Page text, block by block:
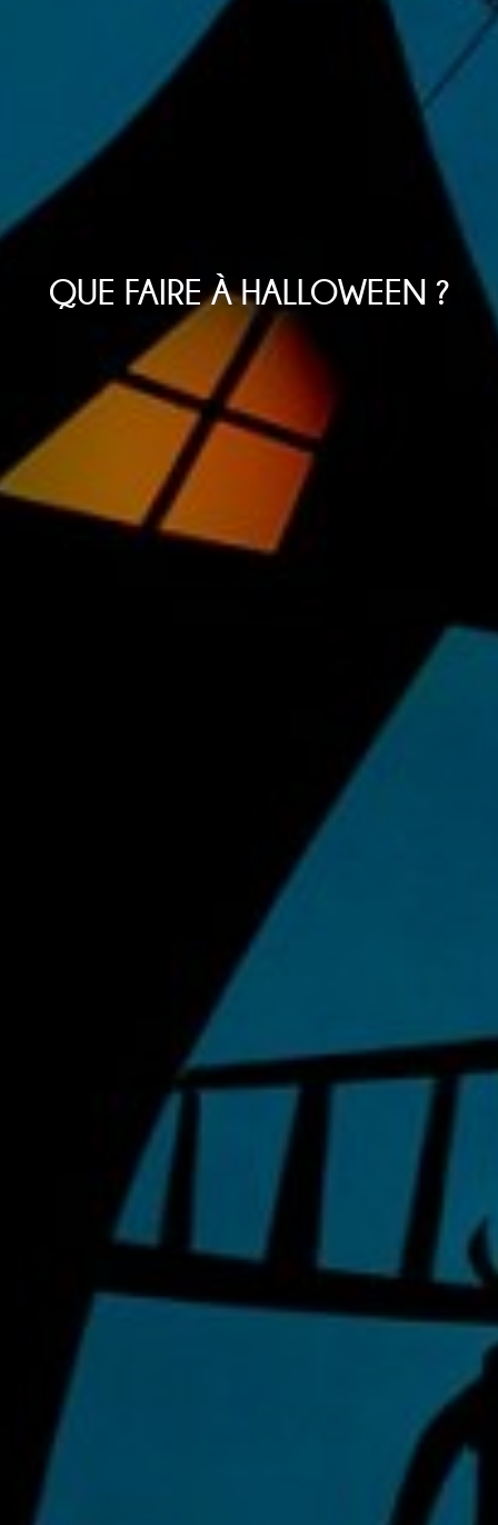
QUE FAIRE À HALLOWEEN ?